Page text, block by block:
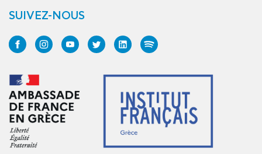
SUIVEZ-NOUS